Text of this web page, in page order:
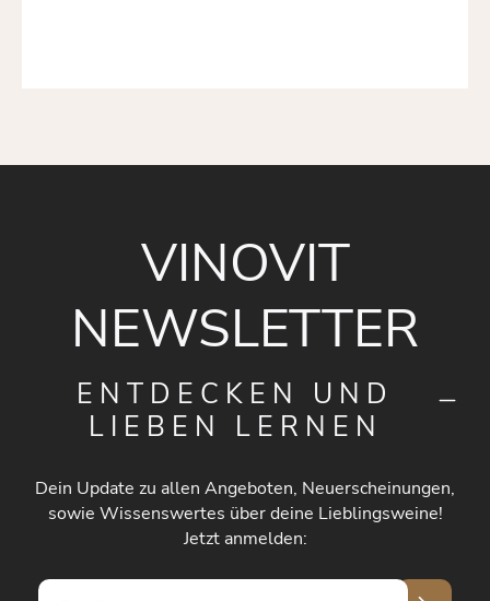
VINOVIT
NEWSLETTER
ENTDECKEN UND
LIEBEN LERNEN
Dein Update zu allen Angeboten, Neuerscheinungen,
sowie Wissenswertes über deine Lieblingsweine!
Jetzt anmelden: